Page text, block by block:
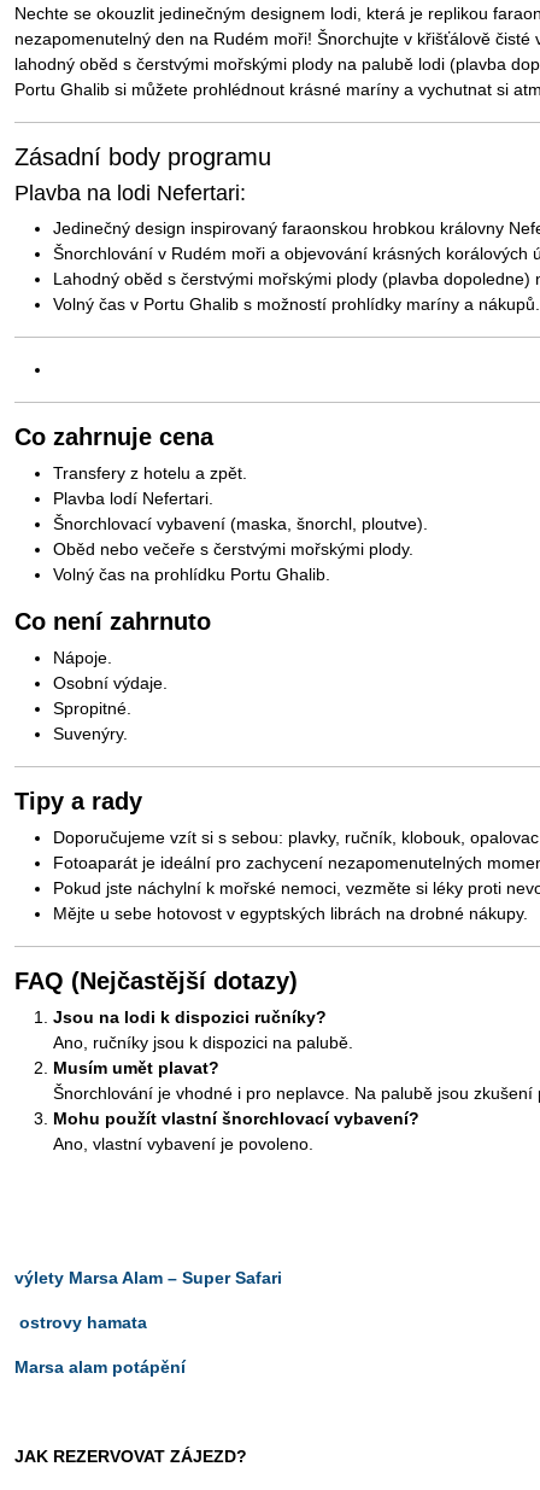
Nechte se okouzlit jedinečným designem lodi, která je replikou
nezapomenutelný den na Rudém moři! Šnorchujte v křišťálově
lahodný oběd s čerstvými mořskými plody na palubě lodi (plavba
Portu Ghalib si můžete prohlédnout krásné maríny a vychutnat si
Zásadní body programu
Plavba na lodi Nefertari:
Jedinečný design inspirovaný faraonskou hrobkou královny
Šnorchlování v Rudém moři a objevování krásných
Lahodný oběd s čerstvými mořskými plody (plavba
Volný čas v Portu Ghalib s možností prohlídky maríny a nákupů.
Co zahrnuje cena
Transfery z hotelu a zpět.
Plavba lodí Nefertari.
Šnorchlovací vybavení (maska, šnorchl, ploutve).
Oběd nebo večeře s čerstvými mořskými plody.
Volný čas na prohlídku Portu Ghalib.
Co není zahrnuto
Nápoje.
Osobní výdaje.
Spropitné.
Suvenýry.
Tipy a rady
Doporučujeme vzít si s sebou: plavky, ručník, klobouk,
Fotoaparát je ideální pro zachycení nezapomenutelných
Pokud jste náchylní k mořské nemoci, vezměte si léky proti
Mějte u sebe hotovost v egyptských librách na drobné nákupy.
FAQ (Nejčastější dotazy)
Jsou na lodi k dispozici ručníky?
Ano, ručníky jsou k dispozici na palubě.
Musím umět plavat?
Šnorchlování je vhodné i pro neplavce. Na palubě jsou zkušení
Mohu použít vlastní šnorchlovací vybavení?
Ano, vlastní vybavení je povoleno.
výlety Marsa Alam – Super Safari
ostrovy hamata
Marsa alam potápění
JAK REZERVOVAT ZÁJEZD?